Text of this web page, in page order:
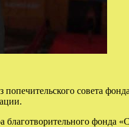
совета
фонда